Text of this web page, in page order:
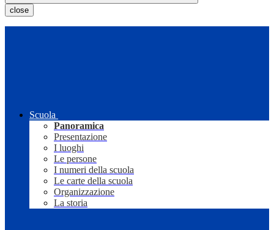
close
Scuola
Panoramica
Presentazione
I luoghi
Le persone
I numeri della scuola
Le carte della scuola
Organizzazione
La storia